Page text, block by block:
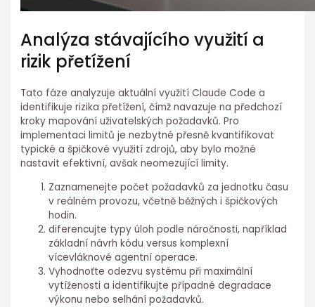
Analýza stávajícího využití a
rizik přetížení
Tato fáze analyzuje aktuální využití Claude Code a
identifikuje rizika přetížení, čímž navazuje na předchozí
kroky mapování uživatelských požadavků. Pro
implementaci ⁢limitů je nezbytné přesně kvantifikovat
typické a špičkové využití zdrojů, aby bylo možné
nastavit efektivní, avšak neomezující limity.
Zaznamenejte počet požadavků za jednotku času
v reálném provozu, včetně běžných i špičkových
hodin.
diferencujte typy úloh podle náročnosti, například
základní návrh kódu versus komplexní
vícevláknové agentní operace.
Vyhodnoťte odezvu systému při maximální
vytíženosti a identifikujte ⁤případné degradace
výkonu nebo selhání požadavků.